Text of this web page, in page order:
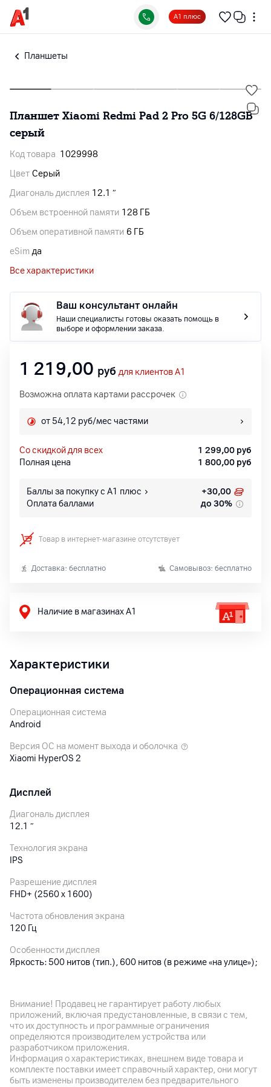
А1 плюс
Планшеты
Планшет Xiaomi Redmi Pad 2 Pro 5G 6/128GB
серый
Код товара 1029998
Цвет Серый
Диагональ дисплея 12.1 ″
Объем встроенной памяти 128 ГБ
Объем оперативной памяти 6 ГБ
eSim да
Все характеристики
Ваш консультант онлайн
Наши специалисты готовы оказать помощь в
выборе и оформлении заказа.
1 219,00 руб для клиентов A1
Возможна оплата картами рассрочек
от 54,12 руб/мес частями
со скидкой для всех 1 299,00 руб
Полная цена
1 800,00 руб
Баллы за покупку с А1 плюс +30,00
Оплата баллами
до 30%
Товар в интернет-магазине отсутствует
Доставка: бесплатно Самовывоз: бесплатно
Наличие в магазинах А1
Характеристики
Операционная система
Операционная система
Android
Версия ОС на момент выхода и оболочка
Xiaomi HyperOS 2
Дисплей
Диагональ дисплея
12.1 ″
Технология экрана
IPS
Разрешение дисплея
FHD+ (2560 x 1600)
Частота обновления экрана
120 Гц
Особенности дисплея
Яркость: 500 нитов (тип.), 600 нитов (в режиме «на улице»);
Light, Flicker Free и Circadian Friendly
Количество цветов
1.07 млрд
Соотношение сторон
16:10
Внимание! Продавец не гарантирует работу любых
приложений, включая предустановленные, в связи с тем,
что их доступность и программные ограничения
определяются производителем устройства или
разработчиком приложения.
Информация о характеристиках, внешнем виде товара и
комплекте поставки имеет справочный характер, они могут
быть изменены производителем без предварительного